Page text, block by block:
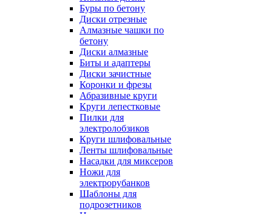
Буры по бетону
Диски отрезные
Алмазные чашки по
бетону
Диски алмазные
Биты и адаптеры
Диски зачистные
Коронки и фрезы
Абразивные круги
Круги лепестковые
Пилки для
электролобзиков
Круги шлифовальные
Ленты шлифовальные
Насадки для миксеров
Ножи для
электрорубанков
Шаблоны для
подрозетников